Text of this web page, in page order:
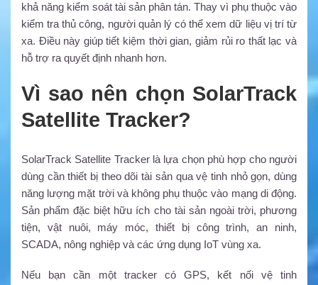
khả năng kiểm soát tài sản phân tán. Thay vì phụ thuộc vào
kiểm tra thủ công, người quản lý có thể xem dữ liệu vị trí từ
xa. Điều này giúp tiết kiệm thời gian, giảm rủi ro thất lạc và
hỗ trợ ra quyết định nhanh hơn.
Vì sao nên chọn SolarTrack
Satellite Tracker?
SolarTrack Satellite Tracker là lựa chọn phù hợp cho người
dùng cần thiết bị theo dõi tài sản qua vệ tinh nhỏ gọn, dùng
năng lượng mặt trời và không phụ thuộc vào mạng di động.
Sản phẩm đặc biệt hữu ích cho tài sản ngoài trời, phương
tiện, vật nuôi, máy móc, thiết bị công trình, an ninh,
SCADA, nông nghiệp và các ứng dụng IoT vùng xa.
Nếu bạn cần một tracker có GPS, kết nối vệ tinh